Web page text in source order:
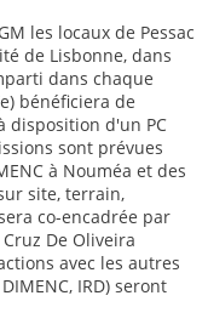
les locaux de Pessac
de Lisbonne, dans
dans chaque
bénéficiera de
disposition d'un PC
sont prévues
à Nouméa et des
site, terrain,
co-encadrée par
De Oliveira
avec les autres
IRD) seront